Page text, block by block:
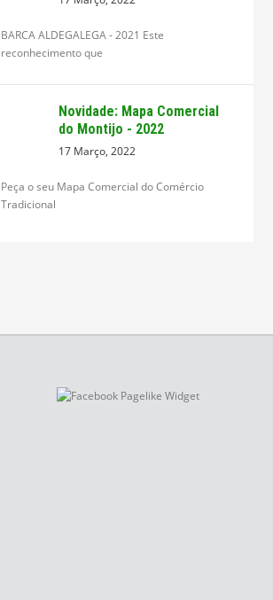
BARCA ALDEGALEGA - 2021 Este
reconhecimento que
Novidade: Mapa Comercial
do Montijo - 2022
17 Março, 2022
Peça o seu Mapa Comercial do Comércio
Tradicional